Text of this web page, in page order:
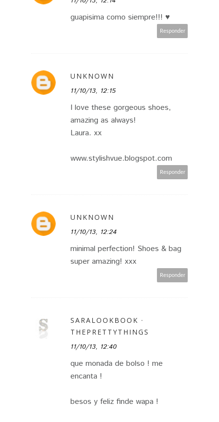
guapisima como siempre!!! ♥
Responder
UNKNOWN
11/10/13, 12:15
I love these gorgeous shoes,
amazing as always!
Laura. xx
www.stylishvue.blogspot.com
Responder
UNKNOWN
11/10/13, 12:24
minimal perfection! Shoes & bag
super amazing! xxx
Responder
SARALOOKBOOK ·
THEPRETTYTHINGS
11/10/13, 12:40
que monada de bolso ! me
encanta !
besos y feliz finde wapa !